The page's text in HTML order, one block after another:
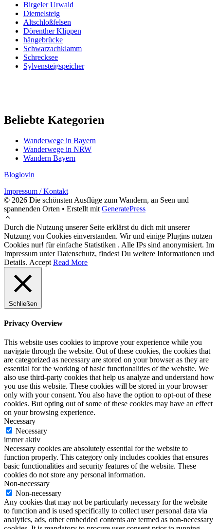
Birgeler Urwald
Diemelsteig
Altschloßfelsen
Dörenther Klippen
hängebrücke
Schwarzachklamm
Schrecksee
Sylvensteigspeicher
Beliebte Kategorien
Wanderwege in Bayern
Wanderwege in NRW
Wandern Bayern
Bloglovin
Impressum / Kontakt
© 2026 Die schönsten Ausflüge zum Wandern, an Seen und
spannenden Orten • Erstellt mit GeneratePress
Durch die Nutzung unserer Seite erklärst du dich mit unserer
Nutzung von Cookies einverstanden. Wir und einige Plugins nutzen
Cookies nur! für einfache Statistiken . Alle IPs sind anonymisiert. Im
Impressum unter Datenschutz, findest Du weitere Informationen und
Details. Accept Read More
Schließen
Privacy Overview
This website uses cookies to improve your experience while you
navigate through the website. Out of these cookies, the cookies that
are categorized as necessary are stored on your browser as they are
essential for the working of basic functionalities of the website. We
also use third-party cookies that help us analyze and understand how
you use this website. These cookies will be stored in your browser
only with your consent. You also have the option to opt-out of these
cookies. But opting out of some of these cookies may have an effect
on your browsing experience.
Necessary
Necessary
immer aktiv
Necessary cookies are absolutely essential for the website to
function properly. This category only includes cookies that ensures
basic functionalities and security features of the website. These
cookies do not store any personal information.
Non-necessary
Non-necessary
Any cookies that may not be particularly necessary for the website
to function and is used specifically to collect user personal data via
analytics, ads, other embedded contents are termed as non-necessary